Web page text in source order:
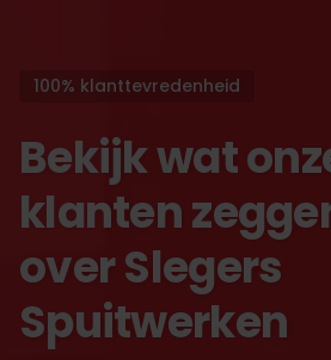
100% klanttevredenheid
Bekijk wat
klanten
over Slegers
Spuitwerken